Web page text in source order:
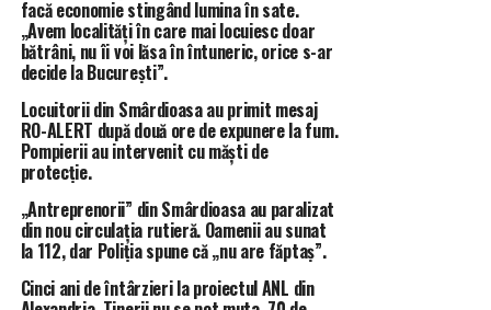
Impact.
La investirea aleșilor locali din cea mai mare comună
teleormăneană, Orbeasca, deputatul Barbu a avut parte
și de un moment emoționant. Un bărbat, aflat în
mulțimea care participa la eveniment, a venit către el și
i-a mulțumit pentru ajutorul acordat la un moment dat
unei persoane dragi.
„Datorită dumneavoastră astăzi trăiește. I-ati salvat
viața. V-am văzut aici și am vrut să vă mulțumesc
Momentul l-a încurcat un pic pe deputatul Barbu, care
facă economie stingând lumina în sate.
„Avem localități în care mai locuiesc doar
bătrâni, nu îi voi lăsa în întuneric, orice s-ar
decide la București”.
Locuitorii din Smârdioasa au primit mesaj
RO-ALERT după două ore de expunere la fum.
Pompierii au intervenit cu măști de
protecție.
„Antreprenorii” din Smârdioasa au paralizat
din nou circulația rutieră. Oamenii au sunat
la 112, dar Poliția spune că „nu are făptaș”.
Cinci ani de întârzieri la proiectul ANL din